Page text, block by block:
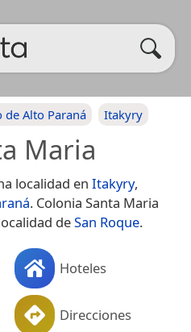
Alto Paraná Itakyry
Maria
localidad en Itakyry,
. Colonia Santa Maria
deSan Roque.
Hoteles
Direcciones